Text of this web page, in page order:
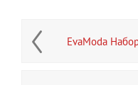
EvaModa